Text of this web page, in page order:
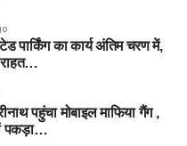
पार्किंग का कार्य अंतिम चरण में,
पहुंचा मोबाइल माफिया गैंग ,
पकड़ा…